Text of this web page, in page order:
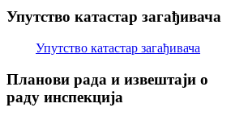
Упутство катастар загађивача
Упутство катастар загађивача
Планови рада и извештаји о
раду инспекција